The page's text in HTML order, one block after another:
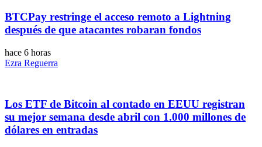
BTCPay restringe el acceso remoto a Lightning
después de que atacantes robaran fondos
hace 6 horas
Ezra Reguerra
Los ETF de Bitcoin al contado en EEUU registran
su mejor semana desde abril con 1.000 millones de
dólares en entradas